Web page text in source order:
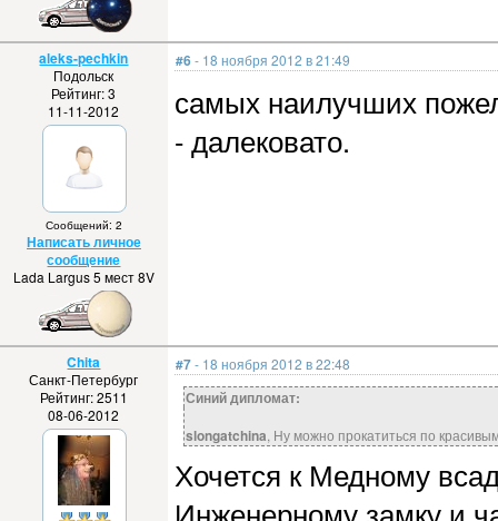
aleks-pechkin
Подольск
Рейтинг: 3
11-11-2012
Сообщений: 2
Написать личное
сообщение
Lada Largus 5 мест 8V
#6- 18 ноября 2012 в 21:49
самых наилучших
- далековато.
Chita
Санкт-Петербург
Рейтинг: 2511
08-06-2012
#7- 18 ноября 2012 в 22:48
Синий дипломат:
slongatchina, Ну можно прокатиться по
Хочется к Медному